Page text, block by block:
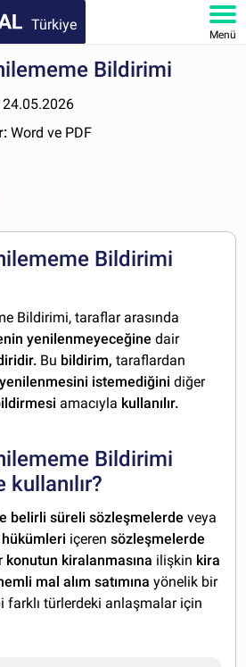
Türkiye
Menü
Bildirimi
24.05.2026
Word ve PDF
Bildirimi
Bildirimi, taraflar arasında
yenilenmeyeceğine dair
Bu bildirim, taraflardan
istemediğini diğer
amacıyla kullanılır.
Bildirimi
belirli süreli sözleşmelerde veya
içerensözleşmelerde
konutun kiralanmasına ilişkin kira
mal alım satımına yönelik bir
farklı türlerdeki anlaşmalar için